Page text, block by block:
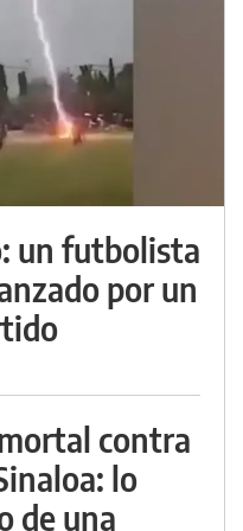
un futbolista
por un
contra
lo
de una